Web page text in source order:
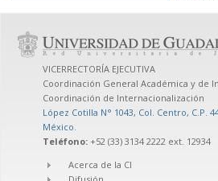
VICERRECTORÍA EJECUTIVA
Coordinación General Académica y de
Coordinación de Internacionalización
López Cotilla N° 1043, Col. Centro, C.P.
México.
Teléfono: +52 (33) 3134 2222 ext. 12934
Acerca de la CI